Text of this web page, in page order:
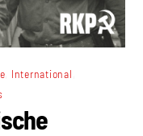
International